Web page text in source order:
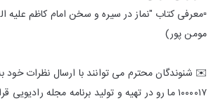
▫️معرفی کتاب "نماز در سیره و سخن امام کاظم علیه
مومن پور)
✉️ شنوندگان محترم می توانند با ارسال نظرات خود
۱۰۰۰۰۱۷ ما رو در تهیه و تولید برنامه مجله رادیویی قرار هفده یاری نمایند.